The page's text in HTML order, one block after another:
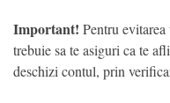
Important! Pentru
trebuie sa te asiguri ca te
deschizi contul, prin